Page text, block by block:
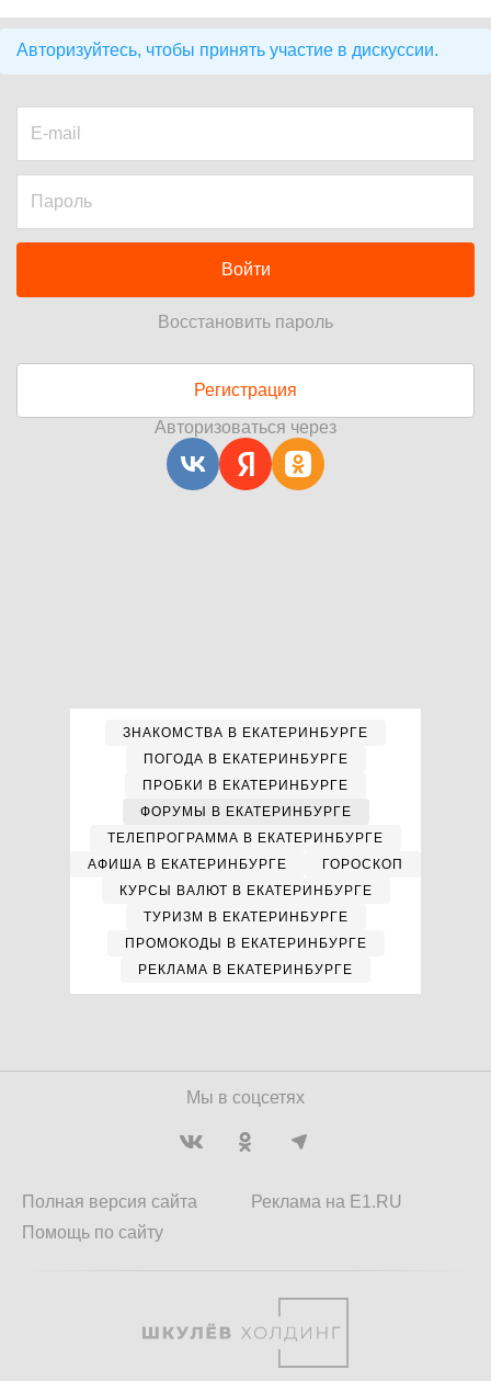
Авторизуйтесь, чтобы принять участие в дискуссии.
Войти
Восстановить пароль
Регистрация
Авторизоваться через
ЗНАКОМСТВА В ЕКАТЕРИНБУРГЕ
ПОГОДА В ЕКАТЕРИНБУРГЕ
ПРОБКИ В ЕКАТЕРИНБУРГЕ
ФОРУМЫ В ЕКАТЕРИНБУРГЕ
ТЕЛЕПРОГРАММА В ЕКАТЕРИНБУРГЕ
АФИША В ЕКАТЕРИНБУРГЕ
ГОРОСКОП
КУРСЫ ВАЛЮТ В ЕКАТЕРИНБУРГЕ
ТУРИЗМ В ЕКАТЕРИНБУРГЕ
ПРОМОКОДЫ В ЕКАТЕРИНБУРГЕ
РЕКЛАМА В ЕКАТЕРИНБУРГЕ
Мы в соцсетях
Полная версия сайта
Помощь по сайту
Реклама на E1.RU